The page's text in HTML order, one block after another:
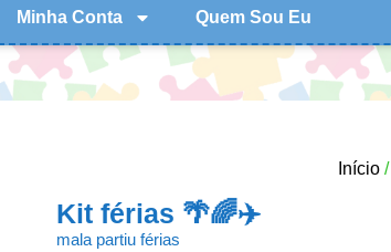
Minha Conta Quem Sou Eu
Início /
Kit férias 🌴🌈✈️
mala partiu férias